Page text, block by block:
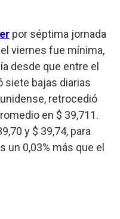
por séptima jornada
viernes fue mínima,
desde que entre el
siete bajas diarias
retrocedió
en $ 39,711.
y $ 39,74, para
un 0,03% más que el